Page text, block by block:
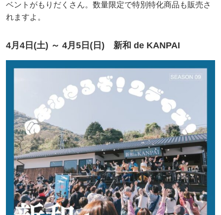
ベントがもりだくさん。数量限定で特別特化商品も販売さ
れますよ。
4月4日(土) ～ 4月5日(日) 新和 de KANPAI